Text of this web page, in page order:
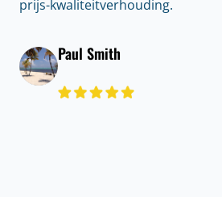
prijs-kwaliteitverhouding.
Paul Smith